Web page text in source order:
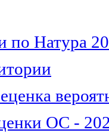
по Натура
ОС -